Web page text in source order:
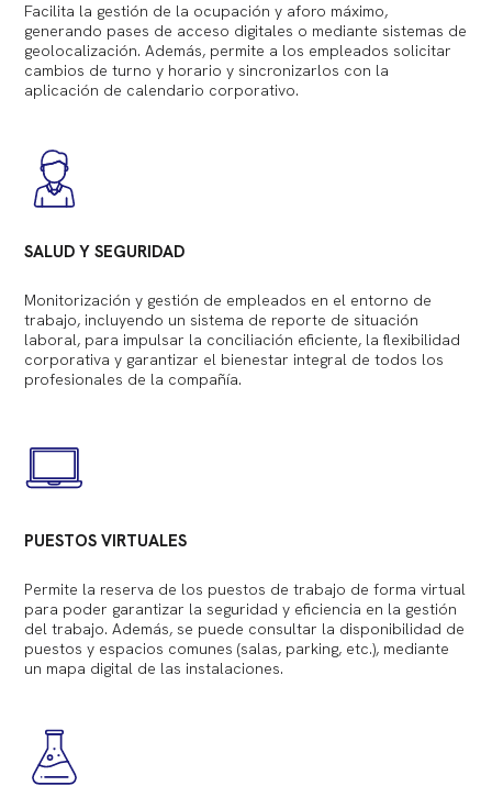
Facilita la gestión de la ocupación y aforo máximo,
generando pases de acceso digitales o mediante sistemas de
geolocalización. Además, permite a los empleados solicitar
cambios de turno y horario y sincronizarlos con la
aplicación de calendario corporativo.
SALUD Y SEGURIDAD
Monitorización y gestión de empleados en el entorno de
trabajo, incluyendo un sistema de reporte de situación
laboral, para impulsar la conciliación eficiente, la flexibilidad
corporativa y garantizar el bienestar integral de todos los
profesionales de la compañía.
PUESTOS VIRTUALES
Permite la reserva de los puestos de trabajo de forma virtual
para poder garantizar la seguridad y eficiencia en la gestión
del trabajo. Además, se puede consultar la disponibilidad de
puestos y espacios comunes (salas, parking, etc.), mediante
un mapa digital de las instalaciones.